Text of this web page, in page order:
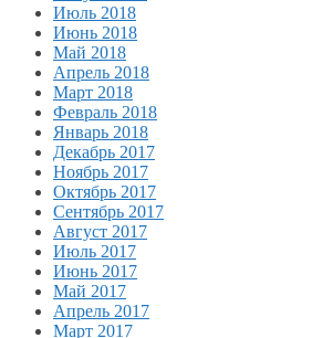
Июль 2018
Июнь 2018
Май 2018
Апрель 2018
Март 2018
Февраль 2018
Январь 2018
Декабрь 2017
Ноябрь 2017
Октябрь 2017
Сентябрь 2017
Август 2017
Июль 2017
Июнь 2017
Май 2017
Апрель 2017
Март 2017